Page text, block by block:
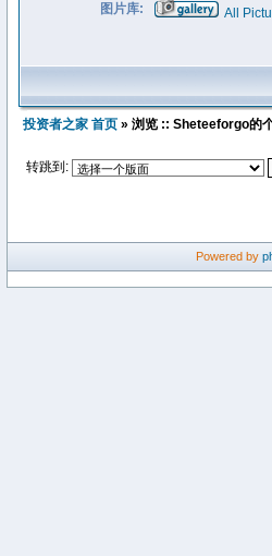
图片库:
All
投资者之家 首页 » 浏览 :: Sheteeforgo的
转跳到:
Powered by